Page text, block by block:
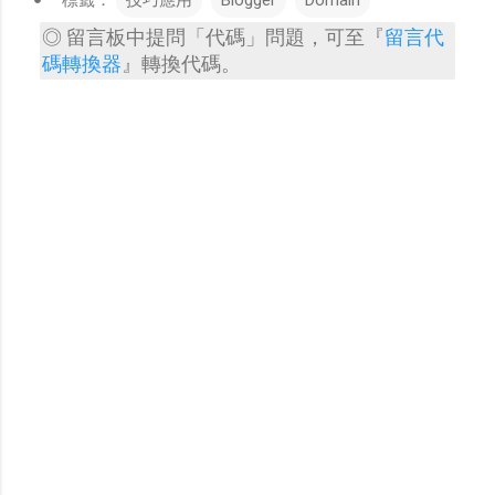
留
◎ 留言板中提問「代碼」問題，可至『留言代
碼轉換器 』轉換代碼。